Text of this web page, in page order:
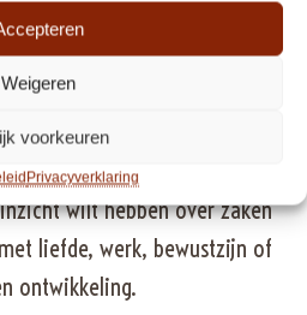
Weigeren
voorkeuren
Privacyverklaring
kun je zien als een manier
inzicht te krijgen
het dagelijks leven. Je kunt de
wilt hebben over zaken
liefde, werk, bewustzijn of
ontwikkeling.